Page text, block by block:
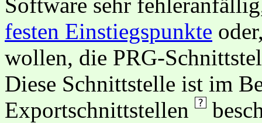
festen Einstiegspunkte
wollen, die PRG-
Diese Schnittstelle ist im
Exportschnittstellen